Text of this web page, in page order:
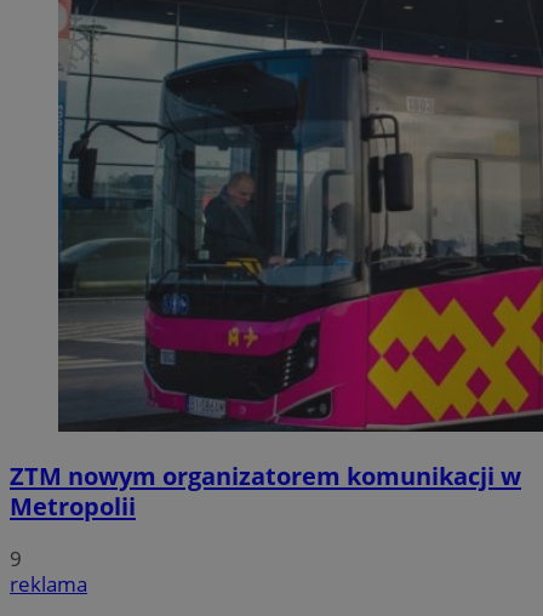
ZTM nowym organizatorem komunikacji w
Metropolii
9
reklama